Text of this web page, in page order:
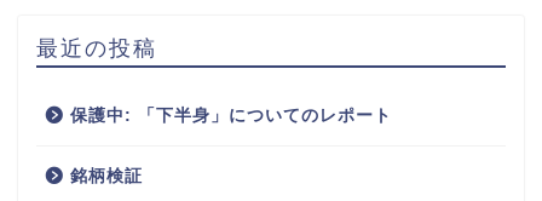
最近の投稿
保護中: 「下半身」についてのレポート
銘柄検証